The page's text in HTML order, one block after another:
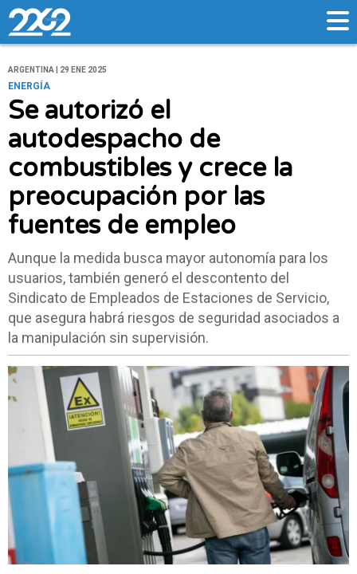
ARGENTINA | 29 ENE 2025
ENERGÍA
Se autorizó el
autodespacho de
combustibles y crece la
preocupación por las
fuentes de empleo
Aunque la medida busca mayor autonomía para los
usuarios, también generó el descontento del
Sindicato de Empleados de Estaciones de Servicio,
que asegura habrá riesgos de seguridad asociados a
la manipulación sin supervisión.